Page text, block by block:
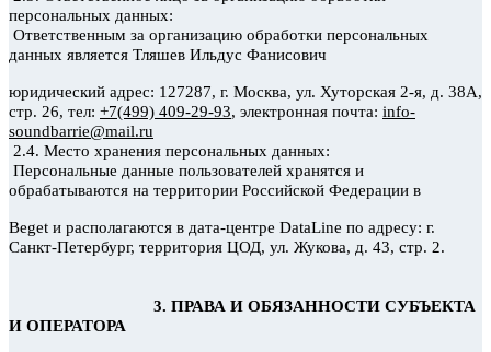
персональных данных:
Ответственным за организацию обработки персональных
данных является Тляшев Ильдус Фанисович
юридический адрес: 127287, г. Москва, ул. Хуторская 2-я, д. 38А,
стр. 26, тел: +7(499) 409-29-93, электронная почта: info-
soundbarrie@mail.ru
2.4. Место хранения персональных данных:
Персональные данные пользователей хранятся и
обрабатываются на территории Российской Федерации в
Beget и располагаются в дата-центре DataLine по адресу: г.
Санкт-Петербург, территория ЦОД, ул. Жукова, д. 43, стр. 2.
3. ПРАВА И ОБЯЗАННОСТИ СУБЪЕКТА
И ОПЕРАТОРА